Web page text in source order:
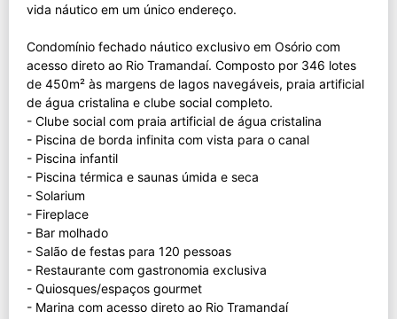
vida náutico em um único endereço.
Condomínio fechado náutico exclusivo em Osório com
acesso direto ao Rio Tramandaí. Composto por 346 lotes
de 450m² às margens de lagos navegáveis, praia artificial
de água cristalina e clube social completo.
- Clube social com praia artificial de água cristalina
- Piscina de borda infinita com vista para o canal
- Piscina infantil
- Piscina térmica e saunas úmida e seca
- Solarium
- Fireplace
- Bar molhado
- Salão de festas para 120 pessoas
- Restaurante com gastronomia exclusiva
- Quiosques/espaços gourmet
- Marina com acesso direto ao Rio Tramandaí